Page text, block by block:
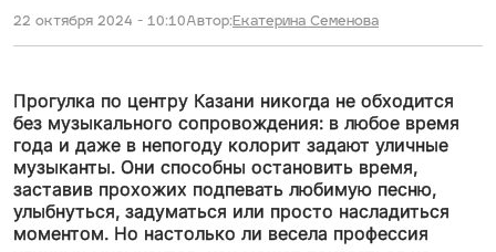
22 октября 2024 - 10:10Автор:Екатерина Семенова
Прогулка по центру Казани никогда не обходится
без музыкального сопровождения: в любое время
года и даже в непогоду колорит задают уличные
музыканты. Они способны остановить время,
заставив прохожих подпевать любимую песню,
улыбнуться, задуматься или просто насладиться
моментом. Но настолько ли весела профессия